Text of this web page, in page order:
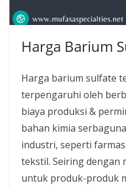
Harga Barium
Harga barium sulfate
terpengaruhi oleh
biaya produksi &
bahan kimia
industri, seperti
tekstil. Seiring dengan
untuk produk-produk